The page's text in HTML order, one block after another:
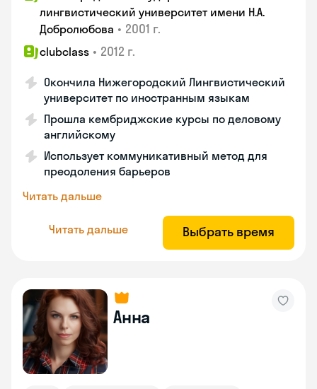
лингвистический университет имени Н.А.
Добролюбова • 2001 г.
clubclass • 2012 г.
Окончила Нижегородский Лингвистический
университет по иностранным языкам
Прошла кембриджские курсы по деловому
английскому
Использует коммуникативный метод для
преодоления барьеров
Читать дальше
Читать дальше Выбрать время
Анна